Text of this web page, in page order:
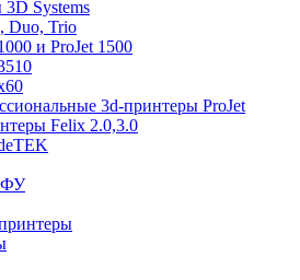
Systems
Duo, Trio
и ProJet 1500
3d-принтеры ProJet
Felix 2.0,3.0